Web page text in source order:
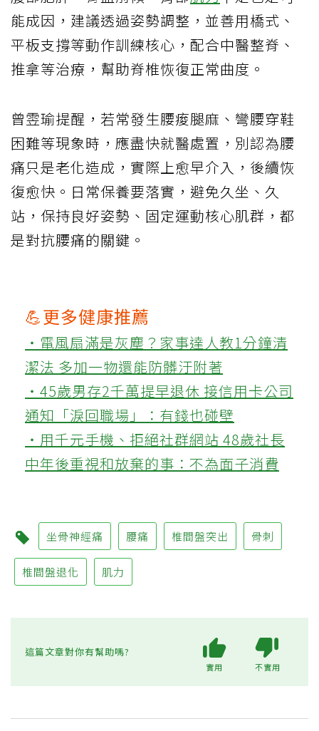
能成因，建議透過姿勢調整，並善用橋式、
平板支撐等動作訓練核心，配合中醫整脊、
推拿等治療，幫助脊椎恢復正常曲度。
曾雴瑜提醒，若常發生腰痠腿麻、彎腰穿鞋
困難等現象時，應盡快就醫處置，別認為腰
痛只是老化造成，實際上愈早介入，後續恢
復愈快。日常保養要落實，避免久坐、久
站，保持良好姿勢、固定運動核心肌群，都
是對抗腰痛的關鍵。
💪更多健康推薦
‧電風扇滿是灰塵？家事達人教1分鐘清
潔法 多加一物還能防髒汙附著
‧45歲男存2千萬提早退休 接信用卡公司
通知「淚回職場」：有錢也碰壁
‧用千元手機、拒絕社群網站 48歲社長
中年後重視和放棄的事：不為面子消費
坐骨神經痛 腰痛 椎間盤突出 骨刺
椎間盤退化 肌力
這篇文章對你有幫助嗎?
實用 不實用